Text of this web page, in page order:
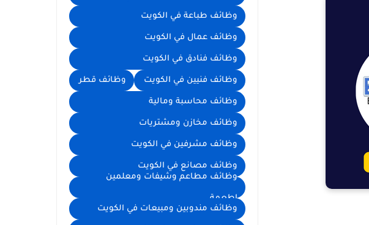
وظائف طباعة في الكويت
وظائف عمال في الكويت
وظائف فنادق في الكويت
وظائف فنيين في الكويت وظائف قطر
وظائف محاسبة ومالية
وظائف مخازن ومشتريات
وظائف مشرفين في الكويت
وظائف مصانع في الكويت
وظائف مطاعم وشيفات ومعلمين
اطعمة
وظائف مندوبين ومبيعات في الكويت